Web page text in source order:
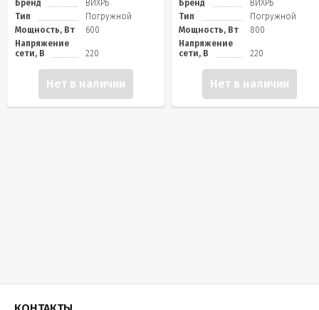
Бренд
ВИХРЬ
Тип
Погружной
Мощность, Вт
600
Напряжение
сети, В
220
Нет в наличии
Бренд
ВИХРЬ
Тип
Погружной
Мощность, Вт
800
Напряжение
сети, В
220
Нет в наличии